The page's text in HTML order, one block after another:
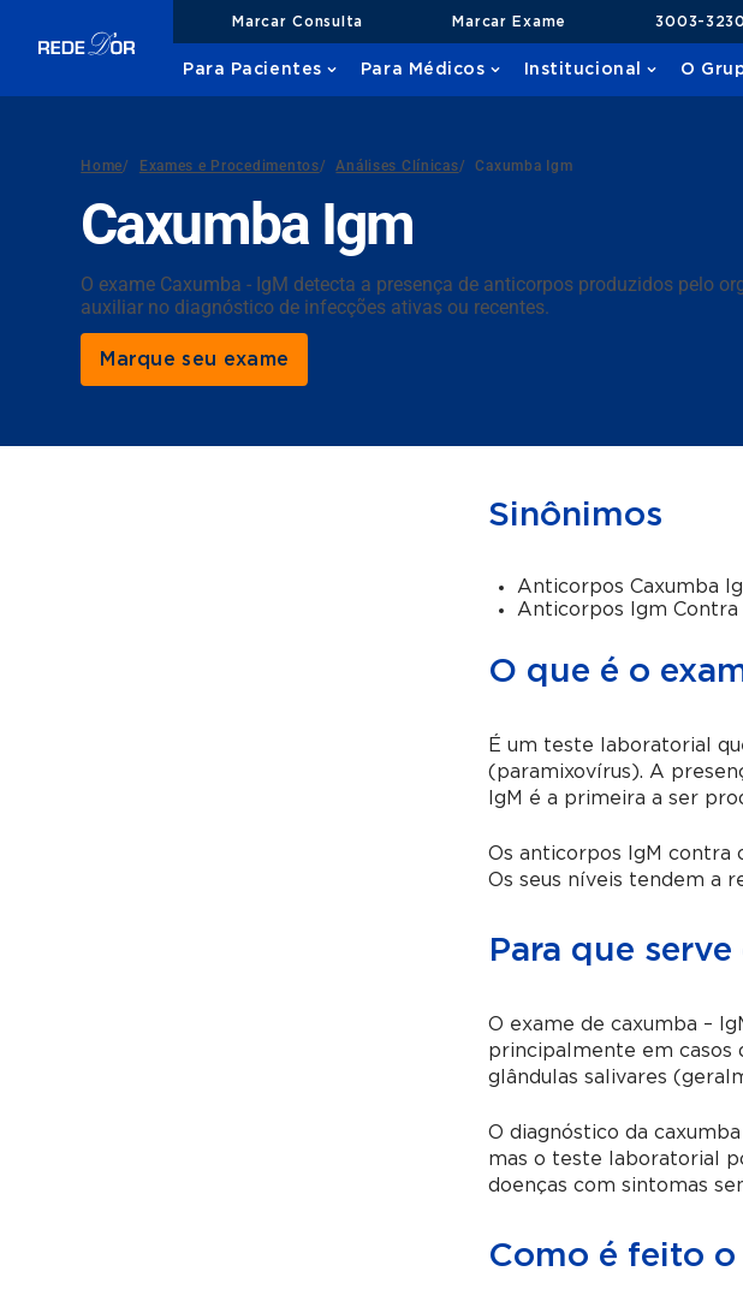
Marcar Consulta Marcar Exame 3003-
Para Pacientes Para Médicos Institucional O
Home/ Exames e Procedimentos/ Análises Clínicas/ Caxumba Igm
Caxumba Igm
O exame Caxumba - IgM detecta a presença de anticorpos produzidos pelo
auxiliar no diagnóstico de infecções ativas ou recentes.
Marque seu exame
Sinônimos
Anticorpos Caxumba
Anticorpos Igm Contra
O que é o
É um teste laboratorial
(paramixovírus). A
IgM é a primeira a ser
Os anticorpos IgM contra
Os seus níveis tendem a
Para que
O exame de caxumba –
principalmente em casos
glândulas salivares
O diagnóstico da
mas o teste laboratorial
doenças com sintomas
Como é feito